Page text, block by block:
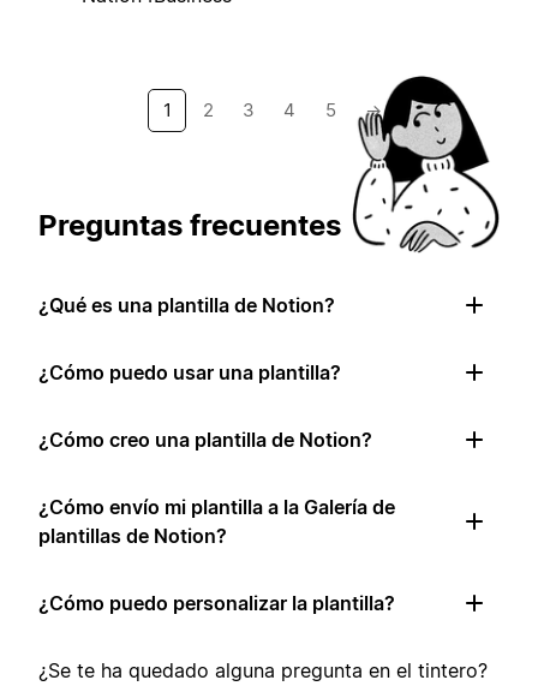
1 2 3 4 5 →
Preguntas frecuentes
¿Qué es una plantilla de Notion?
¿Cómo puedo usar una plantilla?
¿Cómo creo una plantilla de Notion?
¿Cómo envío mi plantilla a la Galería de
plantillas de Notion?
¿Cómo puedo personalizar la plantilla?
¿Se te ha quedado alguna pregunta en el tintero?